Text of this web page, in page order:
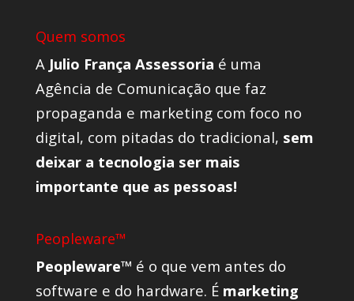
Quem somos
A Julio França Assessoria é uma
Agência de Comunicação que faz
propaganda e marketing com foco no
digital, com pitadas do tradicional, sem
deixar a tecnologia ser mais
importante que as pessoas!
Peopleware™
Peopleware™ é o que vem antes do
software e do hardware. É marketing